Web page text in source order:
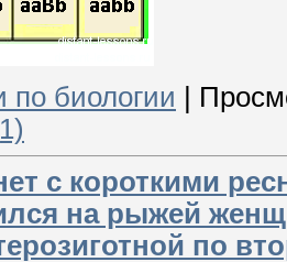
биологии
с короткими
на рыжей
по